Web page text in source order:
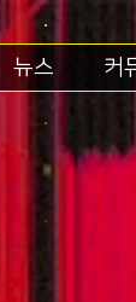
뉴스 커